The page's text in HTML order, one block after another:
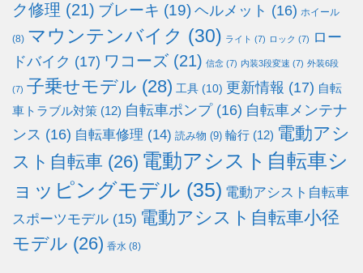
ク修理 (21) ブレーキ (19) ヘルメット (16) ホイール
(8) マウンテンバイク (30) ライト (7) ロック (7)
ロー
ドバイク (17) ワコーズ (21) 信念 (7) 内装3段変速 (7) 外装6段
(7) 子乗せモデル (28) 工具 (10) 更新情報 (17) 自転
車トラブル対策 (12) 自転車ポンプ(16) 自転車メンテナ
ンス (16) 自転車修理 (14) 読み物 (9) 輪行 (12) 電動アシ
スト自転車 (26) 電動アシスト自転車シ
ョッピングモデル (35) 電動アシスト自転車
スポーツモデル (15) 電動アシスト自転車小径
モデル (26) 香水 (8)